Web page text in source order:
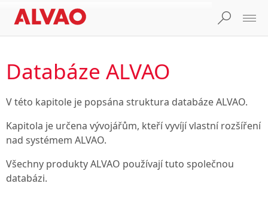
Databáze ALVAO
V této kapitole je popsána struktura databáze ALVAO.
Kapitola je určena vývojářům, kteří vyvíjí vlastní rozšíření
nad systémem ALVAO.
Všechny produkty ALVAO používají tuto společnou
databázi.